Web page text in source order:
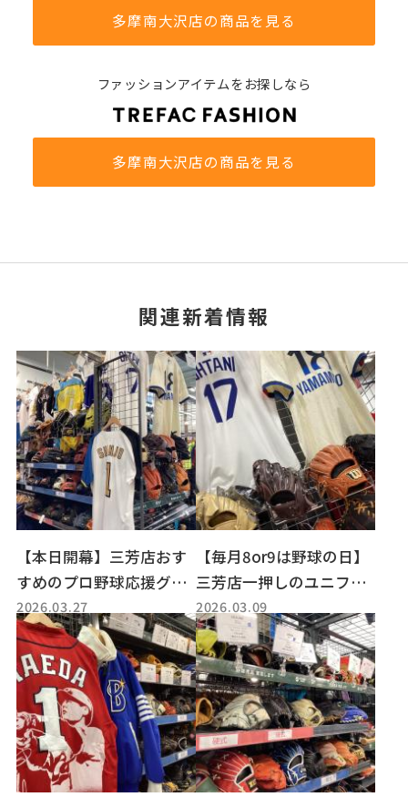
多摩南大沢店の商品を見る
ファッションアイテムをお探しなら
多摩南大沢店の商品を見る
関連新着情報
【本日開幕】三芳店おす
すめのプロ野球応援グッ
ズをご紹介します！
2026.03.27
【毎月8or9は野球の日】
三芳店一押しのユニフォ
ームやグローブがずら
り！！
2026.03.09